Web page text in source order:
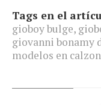
Tags en el
gioboy bulge,
giovanni bonamy
modelos en